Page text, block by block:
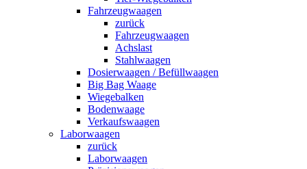
Fahrzeugwaagen
zurück
Fahrzeugwaagen
Achslast
Stahlwaagen
Dosierwaagen / Befüllwaagen
Big Bag Waage
Wiegebalken
Bodenwaage
Verkaufswaagen
Laborwaagen
zurück
Laborwaagen